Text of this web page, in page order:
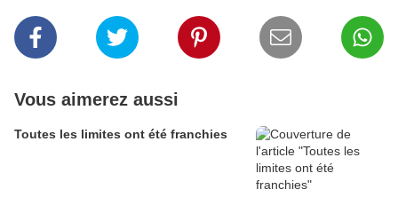
Vous aimerez aussi
Toutes les limites ont été franchies